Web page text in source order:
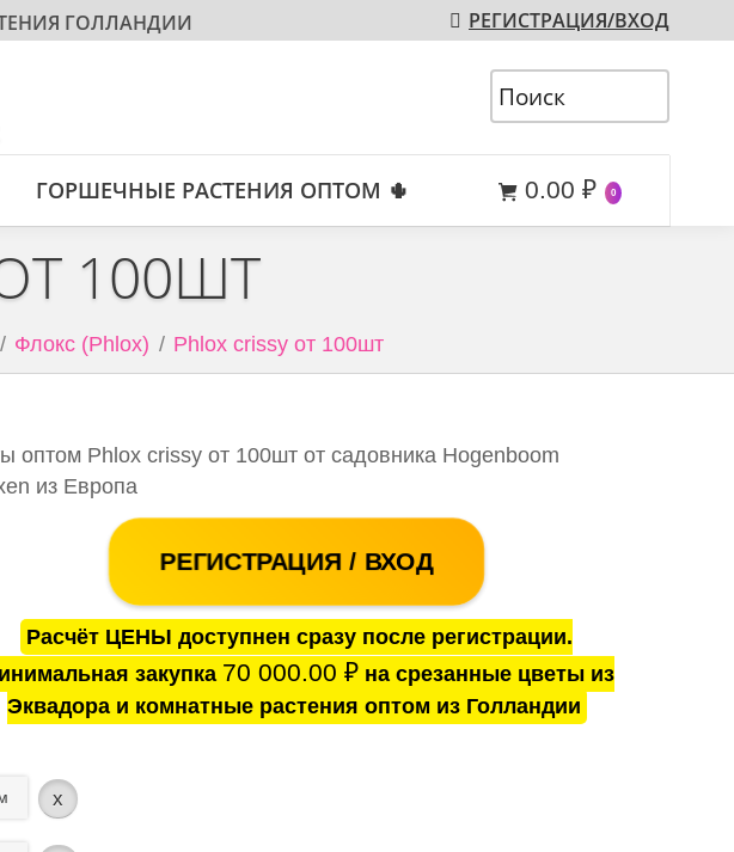
ГОЛЛАНДИИ РЕГИСТРАЦИЯ/ВХОД
ГОРШЕЧНЫЕ РАСТЕНИЯ ОПТОМ 🌵 0.00 ₽ 0
ОТ 100ШТ
Флокс (Phlox) Phlox crissy от 100шт
оптом Phlox crissy от 100шт от садовника Hogenboom
из Европа
РЕГИСТРАЦИЯ / ВХОД
Расчёт ЦЕНЫ доступнен сразу после регистрации.
закупка 70 000.00 ₽на срезанные цветы из
Эквадора и комнатные растения оптом из Голландии
x